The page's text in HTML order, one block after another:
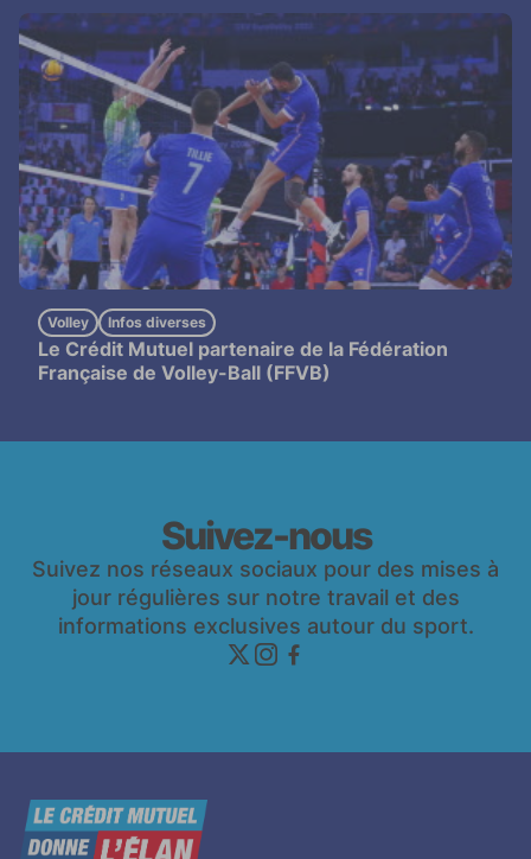
Le Crédit Mutuel partenaire de la Fédération
Française de Volley-Ball (FFVB)
Volley Infos diverses
Suivez-nous
Suivez nos réseaux sociaux pour des mises à
jour régulières sur notre travail et des
informations exclusives autour du sport.
twitter instagram facebook